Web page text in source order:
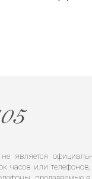
не является
или телефонов,